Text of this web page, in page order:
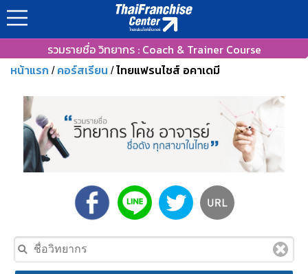
รวมรายชื่อ วิทยากร : Coach & Trainer Course
หน้าแรก / คอร์สเรียน /ไทยแฟรนไชส์ อคาเดมี